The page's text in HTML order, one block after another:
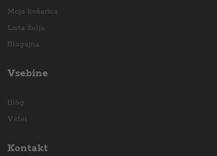
Moja košarica
Lista želja
Blagajna
Vsebine
Blog
Videi
Kontakt